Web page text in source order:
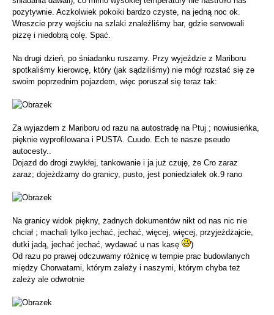
pozytywnie. Aczkolwiek pokoiki bardzo czyste, na jedną noc ok.
Wreszcie przy wejściu na szlaki znaleźliśmy bar, gdzie serwowali
pizzę i niedobrą colę. Spać.
Na drugi dzień, po śniadanku ruszamy. Przy wyjeździe z Mariboru
spotkaliśmy kierowcę, który (jak sądziliśmy) nie mógł rozstać się ze
swoim poprzednim pojazdem, więc poruszał się teraz tak:
Za wyjazdem z Mariboru od razu na autostradę na Ptuj ; nowiusieńka,
pięknie wyprofilowana i PUSTA. Cuudo. Ech te nasze pseudo
autocesty..
Dojazd do drogi zwykłej, tankowanie i ja już czuję, że Cro zaraz
zaraz; dojeżdżamy do granicy, pusto, jest poniedziałek ok.9 rano
Na granicy widok piękny, żadnych dokumentów nikt od nas nic nie
chciał ; machali tylko jechać, jechać, więcej, więcej, przyjeżdżajcie,
dutki jadą, jechać jechać, wydawać u nas kasę
)
Od razu po prawej odczuwamy różnicę w tempie prac budowlanych
między Chorwatami, którym zależy i naszymi, którym chyba też
zależy ale odwrotnie